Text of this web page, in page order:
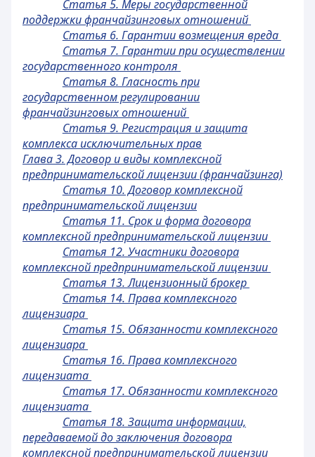
Статья 5. Меры государственной
поддержки франчайзинговых отношений
Статья 6. Гарантии возмещения вреда
Статья 7. Гарантии при осуществлении
государственного контроля
Статья 8. Гласность при
государственном регулировании
франчайзинговых отношений
Статья 9. Регистрация и защита
комплекса исключительных прав
Глава 3. Договор и виды комплексной
предпринимательской лицензии (франчайзинга)
Статья 10. Договор комплексной
предпринимательской лицензии
Статья 11. Срок и форма договора
комплексной предпринимательской лицензии
Статья 12. Участники договора
комплексной предпринимательской лицензии
Статья 13. Лицензионный брокер
Статья 14. Права комплексного
лицензиара
Статья 15. Обязанности комплексного
лицензиара
Статья 16. Права комплексного
лицензиата
Статья 17. Обязанности комплексного
лицензиата
Статья 18. Защита информации,
передаваемой до заключения договора
комплексной предпринимательской лицензии